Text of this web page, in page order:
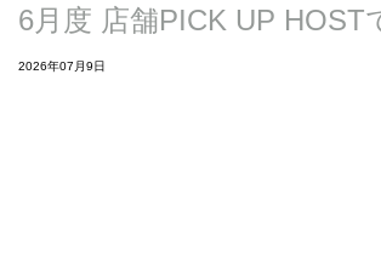
6月度 店舗PICK UP HOST
2026年07月9日